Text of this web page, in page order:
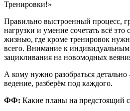
Тренировки!»
Правильно выстроенный процесс,
нагрузки и умение сочетать всё
жизнью, где кроме тренировок
всего. Внимание к индивидуальным
зацикливания на новомодных
А кому нужно разобраться
ведение, разберём под каждого.
ФФ: Какие планы на предстоящий